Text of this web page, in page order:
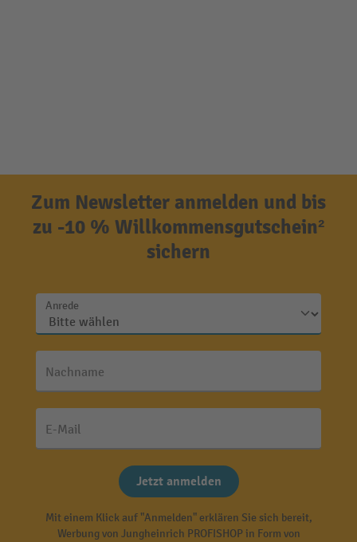
Zum Newsletter anmelden und bis
zu -10 % Willkommensgutschein²
sichern
Anrede
Nachname
E-Mail
Jetzt anmelden
Mit einem Klick auf "Anmelden" erklären Sie sich bereit,
Werbung von Jungheinrich PROFISHOP in Form von